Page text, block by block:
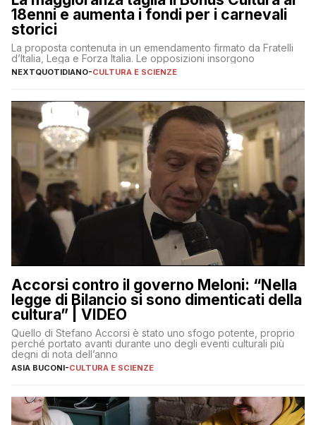
18enni e aumenta i fondi per i carnevali
storici
La proposta contenuta in un emendamento firmato da Fratelli
d’Italia, Lega e Forza Italia. Le opposizioni insorgono
NEXTQUOTIDIANO-CULTURA E SCIENZE
Accorsi contro il governo Meloni: “Nella
legge di Bilancio si sono dimenticati della
cultura” | VIDEO
Quello di Stefano Accorsi è stato uno sfogo potente, proprio
perché portato avanti durante uno degli eventi culturali più
degni di nota dell’anno
ASIA BUCONI-CULTURA E SCIENZE